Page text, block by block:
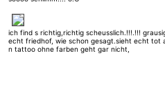
ich find s richtig,richtig scheusslich.!!!.!!!
echt friedhof, wie schon gesagt.sieht echt tot
n tattoo ohne farben geht gar nicht,